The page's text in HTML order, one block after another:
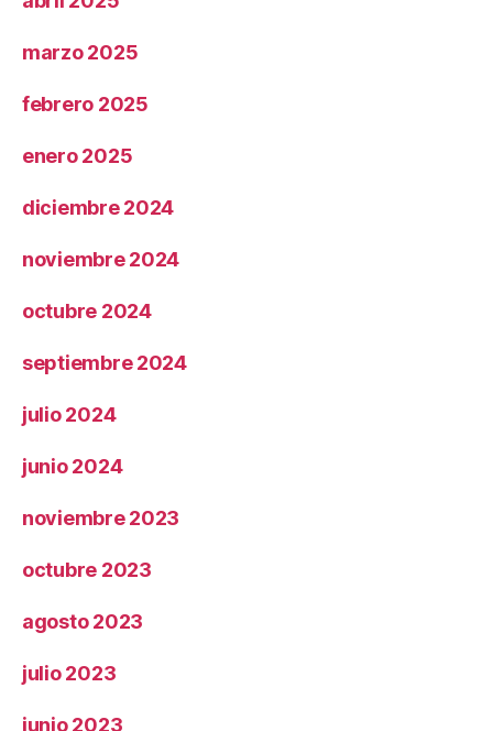
marzo 2025
febrero 2025
enero 2025
diciembre 2024
noviembre 2024
octubre 2024
septiembre 2024
julio 2024
junio 2024
noviembre 2023
octubre 2023
agosto 2023
julio 2023
junio 2023